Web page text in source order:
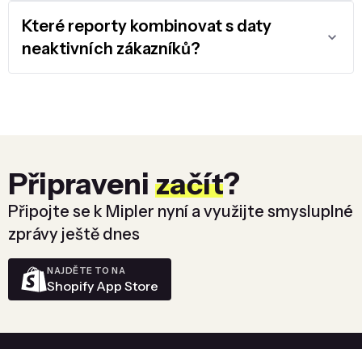
Které reporty kombinovat s daty
neaktivních zákazníků?
Připraveni začít?
Připojte se k Mipler nyní a využijte smysluplné
zprávy ještě dnes
NAJDĚTE TO NA
Shopify App Store